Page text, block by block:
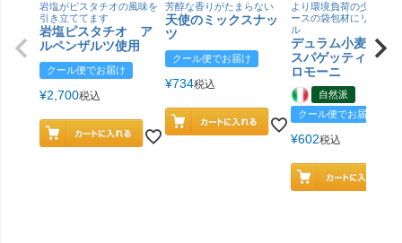
岩塩がピスタチオの風味を
引き立ててます
岩塩ピスタチオ ア
ルペンザルツ使用
クール便でお届け
¥2,700税込
芳醇な香りがたまらない
天使のミックスナッ
ツ
クール便でお届け
¥734税込
より環境負荷の少ない紙
ースの袋包材にリニュー
ル
デュラム小麦 有
スパゲッティ／ジ
ロモーニ
自然派
クール便でお届け
¥602税込